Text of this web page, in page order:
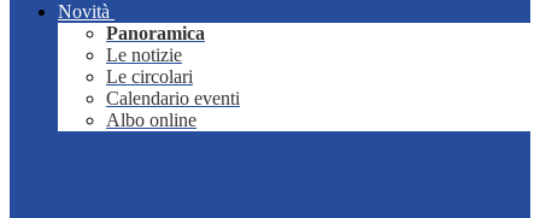
Novità
Panoramica
Le notizie
Le circolari
Calendario eventi
Albo online